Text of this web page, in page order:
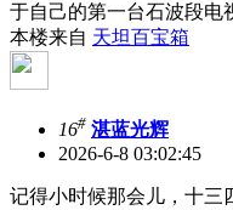
于自己的第一台石波段电
本楼来自 天坦百宝箱
16# 湛蓝光辉
2026-6-8 03:02:45
记得小时候那会儿，十三